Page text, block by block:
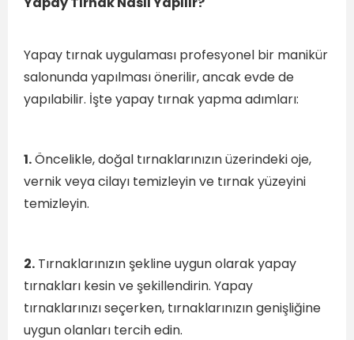
Yapay tırnak uygulaması profesyonel bir manikür
salonunda yapılması önerilir, ancak evde de
yapılabilir. İşte yapay tırnak yapma adımları:
1.Öncelikle, doğal tırnaklarınızın üzerindeki oje,
vernik veya cilayı temizleyin ve tırnak yüzeyini
temizleyin.
2. Tırnaklarınızın şekline uygun olarak yapay
tırnakları kesin ve şekillendirin. Yapay
tırnaklarınızı seçerken, tırnaklarınızın genişliğine
uygun olanları tercih edin.